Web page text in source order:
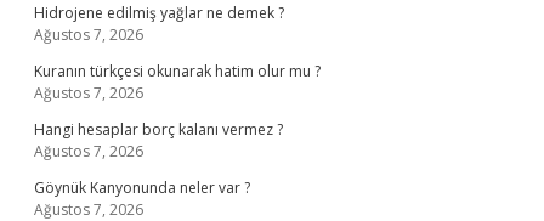
Hidrojene edilmiş yağlar ne demek ?
Ağustos 7, 2026
Kuranın türkçesi okunarak hatim olur mu ?
Ağustos 7, 2026
Hangi hesaplar borç kalanı vermez ?
Ağustos 7, 2026
Göynük Kanyonunda neler var ?
Ağustos 7, 2026